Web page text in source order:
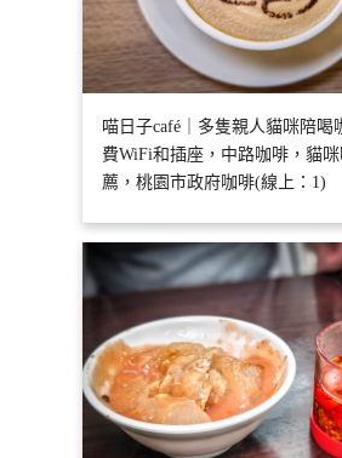
喵日子café｜多隻親人貓咪陪喝
費WiFi和插座，中路咖啡，貓
薦，桃園市政府咖啡(線上：1)